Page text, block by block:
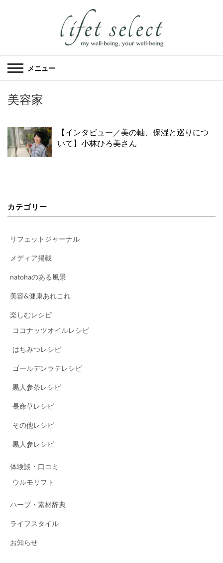
メニュー
美容家
【インタビュー／美の軸、保湿と巡りにつ
いて】小林ひろ美さん
カテゴリー
リフェットジャーナル
メディア掲載
natohaのある風景
美容&健康あれこれ
楽しむレシピ
ココナッツオイルレシピ
はちみつレシピ
ゴールデンラテレシピ
黒人参茶レシピ
長命草レシピ
その他レシピ
黒人参レシピ
体験談・口コミ
ウルモリフト
ハーブ・素材辞典
ライフスタイル
お知らせ